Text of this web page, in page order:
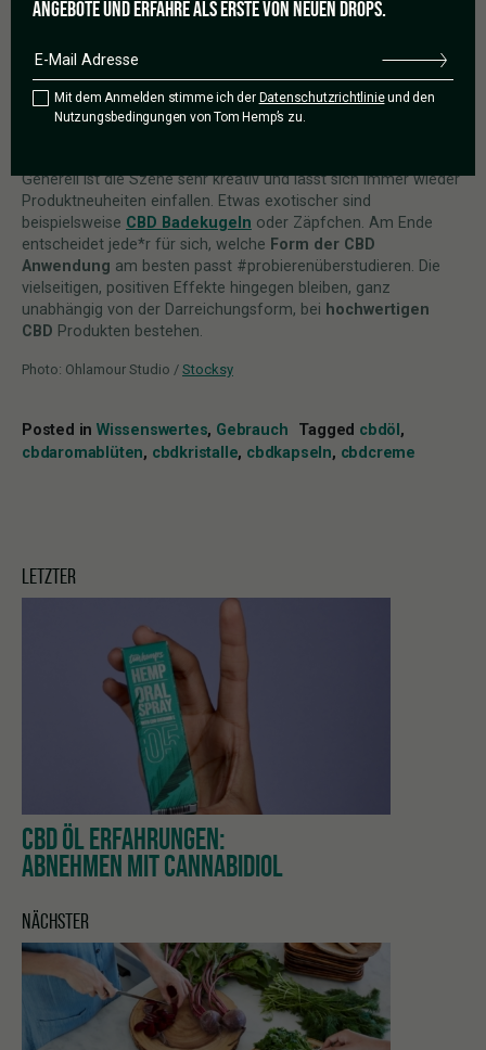
AlsMassageöl oder Tagescremekann Cannabidiol so auch
Kosmetika ist es ratsam, auf das Etikett zu achten, da einige
Hersteller ihre Cremes und Co. lediglich alsCBD Produkt
deklarieren und kaum Wirkstoffe vorhanden sind. Diegeringe
CBD Dosierungin manchen Produkten kann dann keinen
Generell ist die Szene sehr kreativ und lässt sich immer wieder
Produktneuheiten einfallen. Etwas exotischer sind
beispielsweise CBD Badekugeln oder Zäpfchen. Am Ende
entscheidet jede*r für sich, welche Form der CBD
Anwendung am besten passt #probierenüberstudieren. Die
vielseitigen, positiven Effekte hingegen bleiben, ganz
unabhängig von der Darreichungsform, bei hochwertigen
CBD Produkten bestehen.
Photo: Ohlamour Studio / Stocksy
Posted in Wissenswertes, Gebrauch Tagged cbdöl ,
cbdaromablüten, cbdkristalle, cbdkapseln, cbdcreme
LETZTER
CBD ÖL ERFAHRUNGEN:
ABNEHMEN MIT CANNABIDIOL
NÄCHSTER
ANGEBOTE UND ERFAHRE ALS ERSTE VON NEUEN DROPS.
Mit dem Anmelden stimme ich der Datenschutzrichtlinieund den
Nutzungsbedingungen von Tom Hemp’s zu.